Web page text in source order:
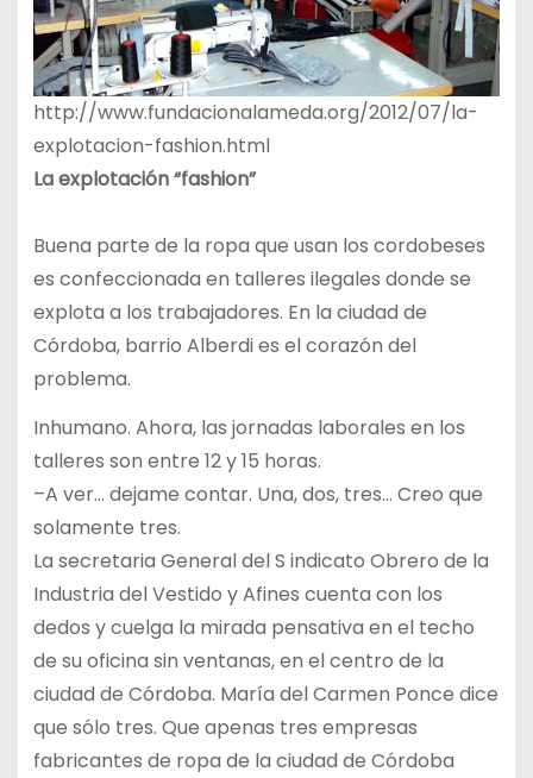
http://www.fundacionalameda.org/2012/07/la-
explotacion-fashion.html
La explotación “fashion”
Buena parte de la ropa que usan los cordobeses
es confeccionada en talleres ilegales donde se
explota a los trabajadores. En la ciudad de
Córdoba, barrio Alberdi es el corazón del
problema.
Inhumano. Ahora, las jornadas laborales en los
talleres son entre 12 y 15 horas.
–A ver… dejame contar. Una, dos, tres… Creo que
solamente tres.
La secretaria General del S indicato Obrero de la
Industria del Vestido y Afines cuenta con los
dedos y cuelga la mirada pensativa en el techo
de su oficina sin ventanas, en el centro de la
ciudad de Córdoba. María del Carmen Ponce dice
que sólo tres. Que apenas tres empresas
fabricantes de ropa de la ciudad de Córdoba